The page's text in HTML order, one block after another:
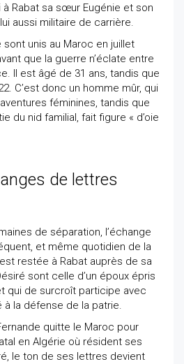
à Rabat sa sœur Eugénie et son
aussi militaire de carrière.
unis au Maroc en juillet
que la guerre n’éclate entre
Il est âgé de 31 ans, tandis que
C’est donc un homme mûr, qui
féminines, tandis que
du nid familial, fait figure « d’oie
de lettres
de séparation, l’échange
et même quotidien de la
restée à Rabat auprès de sa
sont celle d’un époux épris
qui de surcroît participe avec
la défense de la patrie.
quitte le Maroc pour
en Algérie où résident ses
le ton de ses lettres devient